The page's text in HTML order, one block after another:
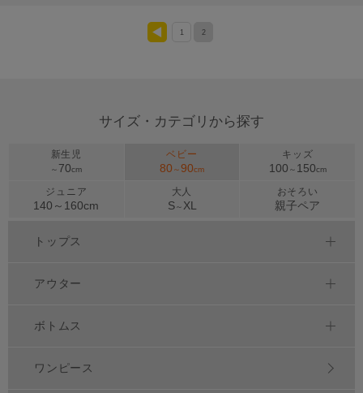
1 2
サイズ・カテゴリから探す
新生児
～ 70cm
ベビー
80 ～90cm
キッズ
100 ～ 150cm
ジュニア
140～ 160cm
大人
S～ XL
おそろい
親子ペア
トップス
アウター
ボトムス
ワンピース